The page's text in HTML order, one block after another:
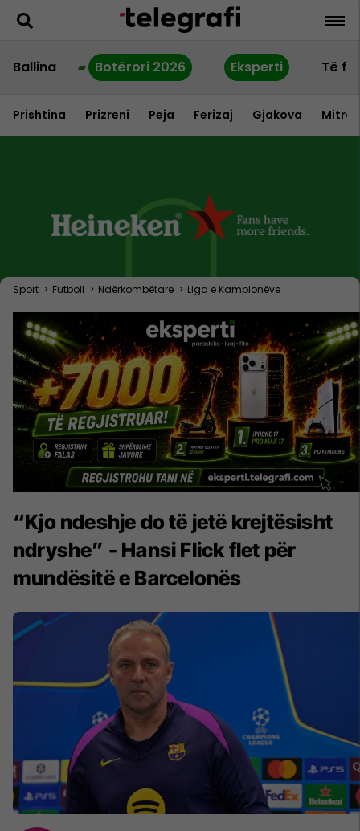
Ballina Botërori 2026 Eksperti Të
Prishtina Prizreni Peja Ferizaj Gjakova
Sport > Futboll > Ndërkombëtare > Liga e Kampionëve
“Kjo ndeshje do të jetë krejtësisht
ndryshe” - Hansi Flick flet për
mundësitë e Barcelonës